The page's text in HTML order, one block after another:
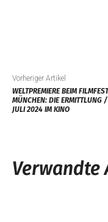
Vorheriger Artikel
WELTPREMIERE BEIM FILMFEST
MÜNCHEN: DIE ERMITTLUNG
JULI 2024 IM KINO
Verwandte